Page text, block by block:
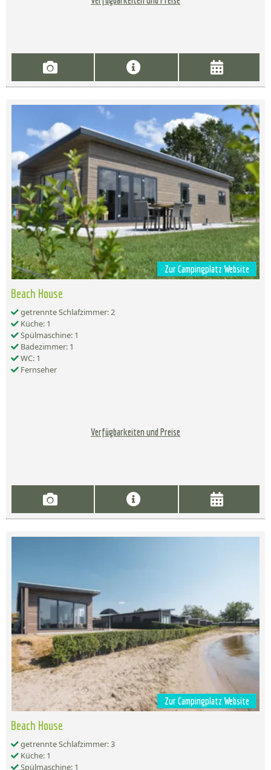
Zur Campingplatz Website
Beach House
getrennte Schlafzimmer: 2
Küche: 1
Spülmaschine: 1
Badezimmer: 1
WC: 1
Fernseher
Verfügbarkeiten und Preise
Zur Campingplatz Website
Beach House
getrennte Schlafzimmer: 3
Küche: 1
Spülmaschine: 1